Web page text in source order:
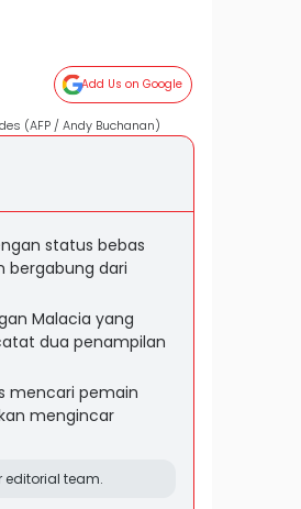
Add Us on Google
(AFP / Andy Buchanan)
status bebas
bergabung dari
Malacia yang
dua penampilan
mencari pemain
mengincar
editorial team.